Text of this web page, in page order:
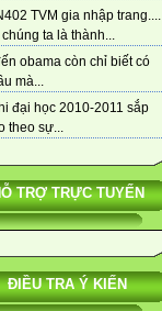
TVM gia nhập trang....
chúng ta là thành...
obama còn chỉ biết có
mà...
đại học 2010-2011 sắp
theo sự...
TRỢ TRỰC TUYẾN
ĐIỀU TRA Ý KIẾN